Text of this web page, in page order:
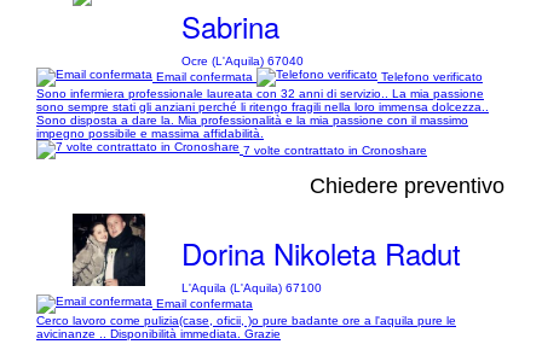
Sabrina
Ocre (L'Aquila) 67040
Email confermata
Telefono verificato
Sono infermiera professionale laureata con 32 anni di servizio.. La mia passione
sono sempre stati gli anziani perché li ritengo fragili nella loro immensa dolcezza..
Sono disposta a dare la. Mia professionalità e la mia passione con il massimo
impegno possibile e massima affidabilità.
7 volte contrattato in Cronoshare
Chiedere preventivo
Dorina Nikoleta Radut
L'Aquila (L'Aquila) 67100
Email confermata
Cerco lavoro come pulizia(case, oficii, )o pure badante ore a l'aquila pure le
avicinanze .. Disponibilità immediata. Grazie